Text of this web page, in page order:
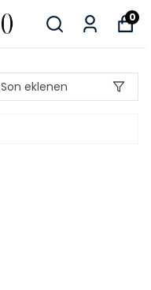
0
Son eklenen